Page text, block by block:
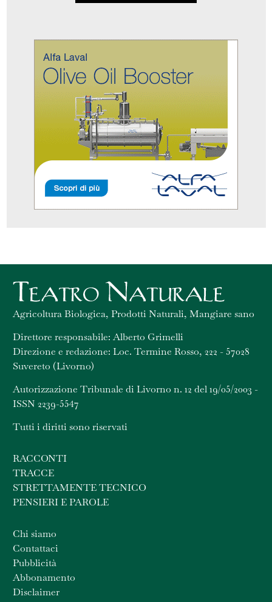
Agricoltura Biologica, Prodotti Naturali, Mangiare sano
Direttore responsabile: Alberto Grimelli
Direzione e redazione: Loc. Termine Rosso, 222 - 57028
Suvereto (Livorno)
Autorizzazione Tribunale di Livorno n. 12 del 19/05/2003 -
ISSN 2239-5547
Tutti i diritti sono riservati
RACCONTI
TRACCE
STRETTAMENTE TECNICO
PENSIERI E PAROLE
Chi siamo
Contattaci
Pubblicità
Abbonamento
Disclaimer